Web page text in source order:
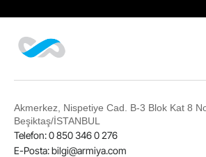
Akmerkez, Nispetiye Cad. B-3 Blok Kat 8
Beşiktaş/İSTANBUL
Telefon: 0 850 346 0 276
E-Posta:bilgi@armiya.com